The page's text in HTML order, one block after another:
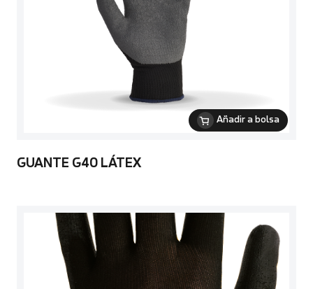
Añadir a bolsa
GUANTE G40 LÁTEX